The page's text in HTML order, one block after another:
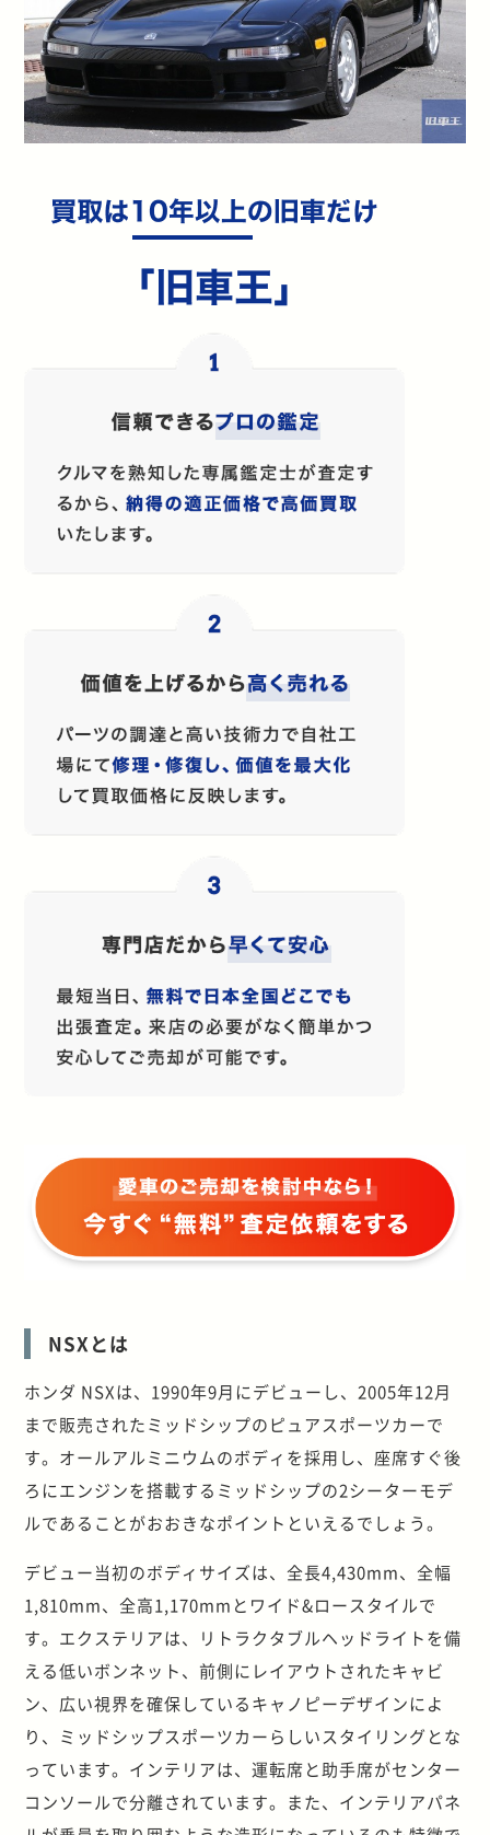
NSXとは
ホンダ NSXは、1990年9月にデビューし、2005年12月
まで販売されたミッドシップのピュアスポーツカーで
す。オールアルミニウムのボディを採用し、座席すぐ後
ろにエンジンを搭載するミッドシップの2シーターモデ
ルであることがおおきなポイントといえるでしょう。
デビュー当初のボディサイズは、全長4,430mm、全幅
1,810mm、全高1,170mmとワイド&ロースタイルで
す。エクステリアは、リトラクタブルヘッドライトを備
える低いボンネット、前側にレイアウトされたキャビ
ン、広い視界を確保しているキャノピーデザインによ
り、ミッドシップスポーツカーらしいスタイリングとな
っています。インテリアは、運転席と助手席がセンター
コンソールで分離されています。また、インテリアパネ